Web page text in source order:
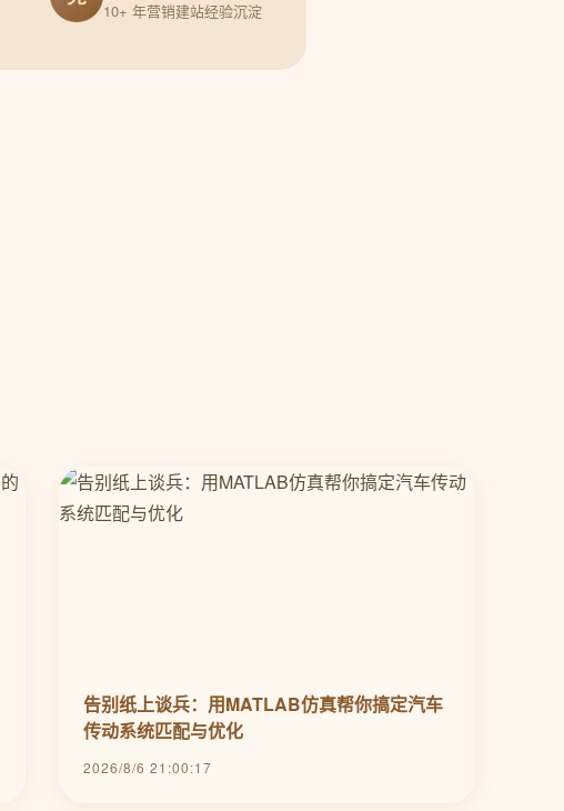
10+ 年营销建站经验沉淀
告别纸上谈兵：用MATLAB仿真帮你搞定汽车
传动系统匹配与优化
2026/8/6 21:00:17